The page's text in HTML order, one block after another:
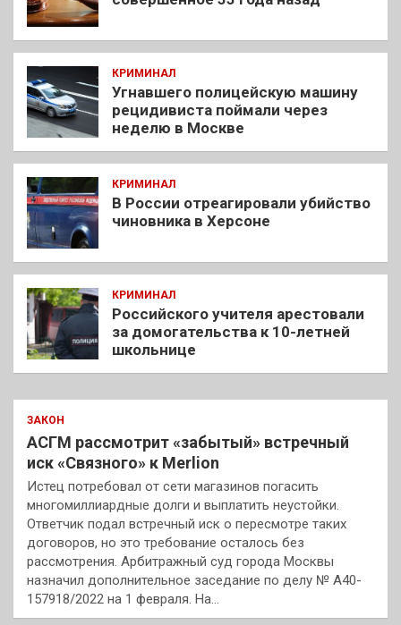
КРИМИНАЛ
Угнавшего полицейскую машину
рецидивиста поймали через
неделю в Москве
КРИМИНАЛ
В России отреагировали убийство
чиновника в Херсоне
КРИМИНАЛ
Российского учителя арестовали
за домогательства к 10-летней
школьнице
ЗАКОН
АСГМ рассмотрит «забытый» встречный
иск «Связного» к Merlion
Истец потребовал от сети магазинов погасить
многомиллиардные долги и выплатить неустойки.
Ответчик подал встречный иск о пересмотре таких
договоров, но это требование осталось без
рассмотрения. Арбитражный суд города Москвы
назначил дополнительное заседание по делу № А40-
157918/2022 на 1 февраля. На…